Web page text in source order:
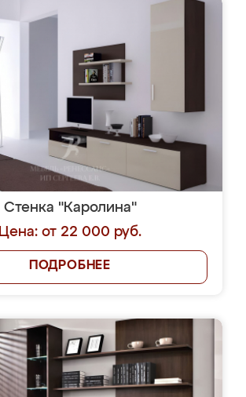
Стенка "Каролина"
Цена: от 22 000 руб.
ПОДРОБНЕЕ